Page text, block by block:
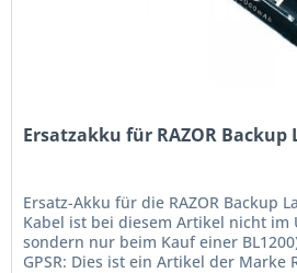
Ersatzakku für RAZOR Backup
Ersatz-Akku für die RAZOR Backup
Kabel ist bei diesem Artikel nicht im
sondern nur beim Kauf einer BL1200)
GPSR: Dies ist ein Artikel der Marke